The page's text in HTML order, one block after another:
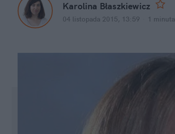
Karolina Błaszkiewicz
04 listopada 2015, 13:59 1 minuta